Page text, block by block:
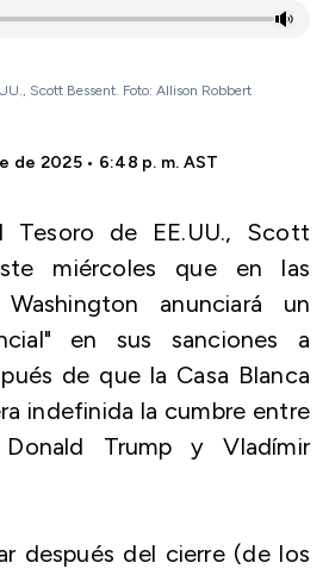
Scott Bessent. Foto: Allison Robbert
de 2025 • 6:48 p. m. AST
Tesoro de EE.UU., Scott
miércoles que en las
anunciará un
en sus sanciones a
de que la Casa Blanca
indefinida la cumbre entre
Trump y Vladímir
después del cierre (de los